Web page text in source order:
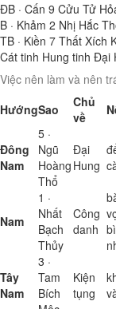
ĐB · Cấn 9 Cửu Tử
B · Khảm 2 Nhị Hắc
TB · Kiền 7 Thất Xích
Cát tinh Hung tinh Đại
Việc nên làm và nên
HướngSao
Chủ
về
Đông
Nam
5 ·
Ngũ
Hoàng
Thổ
Đại
Hung
Nam
1 ·
Nhất
Bạch
Thủy
Công
danh
Tây
Nam
3 ·
Tam
Bích
Kiện
tụng